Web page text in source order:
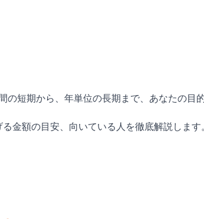
の短期から、年単位の長期まで、あなたの目
金額の目安、向いている人を徹底解説しま